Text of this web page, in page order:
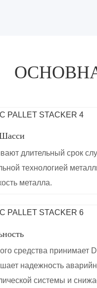
длительный срок
технологией
металла.
средства принимает
надежность
системы и